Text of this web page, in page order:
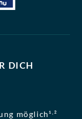
DICH
möglich¹ ,²